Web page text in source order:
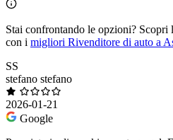
Stai confrontando le opzioni? Scopri
con i migliori Rivenditore di auto a
SS
stefano stefano
2026-01-21
Google